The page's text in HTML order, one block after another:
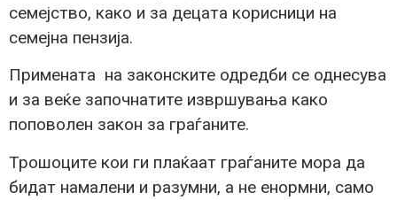
семејство, како и за децата корисници на
семејна пензија.
Примената на законските одредби се однесува
и за веќе започнатите извршувања како
поповолен закон за граѓаните.
Трошоците кои ги плаќаат граѓаните мора да
бидат намалени и разумни, а не енормни, само